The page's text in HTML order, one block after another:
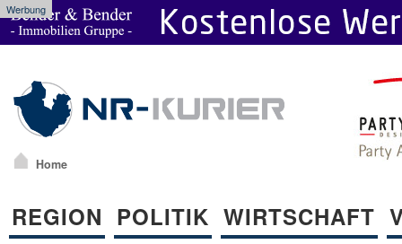
Werbung
Home
REGION POLITIK WIRTSCHAFT